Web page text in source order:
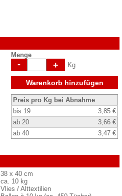
Menge
- + Kg
Warenkorb hinzufügen
Preis pro Kg bei Abnahme
bis 19
3,85 €
ab 20
3,66 €
ab 40
3,47 €
38 x 40 cm
ca. 10 kg
Vlies / Alttextilien